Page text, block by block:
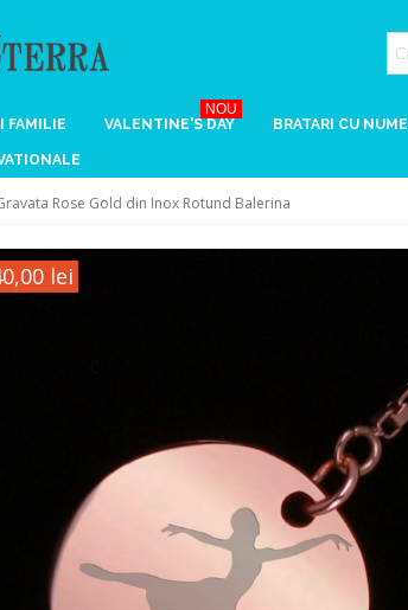
FAMILIE VALENTINE'S DAY
NOU
BRATARI CU NUME
Rose Gold din Inox Rotund Balerina
lei